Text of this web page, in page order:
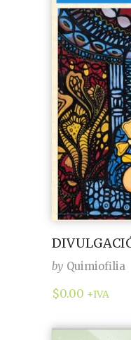
by Quimiofilia
$0.00 +IVA